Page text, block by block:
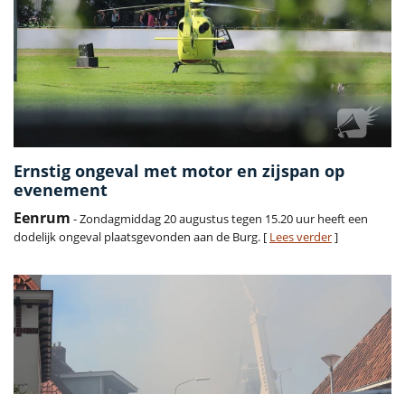
Ernstig ongeval met motor en zijspan op
evenement
Eenrum - Zondagmiddag 20 augustus tegen 15.20 uur heeft een
dodelijk ongeval plaatsgevonden aan de Burg. [ Lees verder]